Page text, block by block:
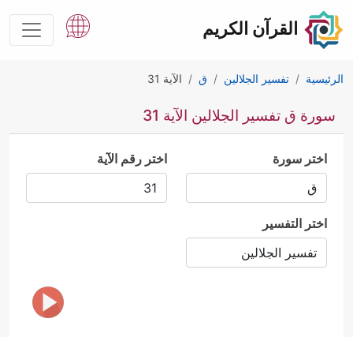
القرآن الكريم
الرئيسية تفسير الجلالين ق الآية 31
سورة ق تفسير الجلالين الآية 31
اختر سورة اختر رقم الآية
اختر التفسير